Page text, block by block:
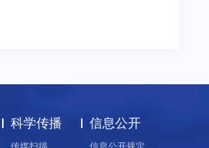
科学传播 信息公开